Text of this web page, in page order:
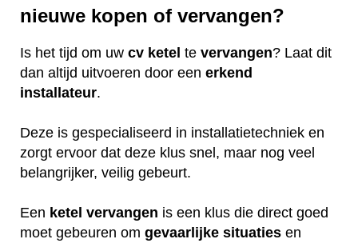
nieuwe kopen of vervangen?
Is het tijd om uw cv ketel te vervangen? Laat dit
dan altijd uitvoeren door een erkend
installateur.
Deze is gespecialiseerd in installatietechniek en
zorgt ervoor dat deze klus snel, maar nog veel
belangrijker, veilig gebeurt.
Een ketel vervangen is een klus die direct goed
moet gebeuren om gevaarlijke situaties en